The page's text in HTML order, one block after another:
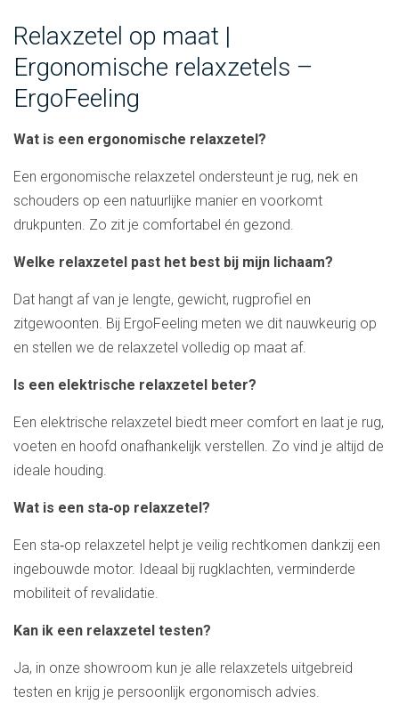
Relaxzetel op maat |
Ergonomische relaxzetels –
ErgoFeeling
Wat is een ergonomische relaxzetel?
Een ergonomische relaxzetel ondersteunt je rug, nek en
schouders op een natuurlijke manier en voorkomt
drukpunten. Zo zit je comfortabel én gezond.
Welke relaxzetel past het best bij mijn lichaam?
Dat hangt af van je lengte, gewicht, rugprofiel en
zitgewoonten. Bij ErgoFeeling meten we dit nauwkeurig op
en stellen we de relaxzetel volledig op maat af.
Is een elektrische relaxzetel beter?
Een elektrische relaxzetel biedt meer comfort en laat je rug,
voeten en hoofd onafhankelijk verstellen. Zo vind je altijd de
ideale houding.
Wat is een sta‑op relaxzetel?
Een sta‑op relaxzetel helpt je veilig rechtkomen dankzij een
ingebouwde motor. Ideaal bij rugklachten, verminderde
mobiliteit of revalidatie.
Kan ik een relaxzetel testen?
Ja, in onze showroom kun je alle relaxzetels uitgebreid
testen en krijg je persoonlijk ergonomisch advies.